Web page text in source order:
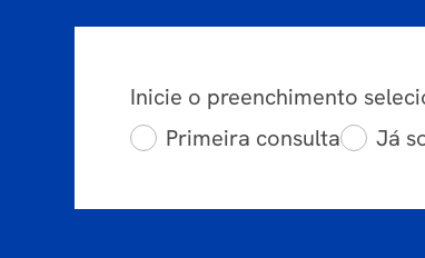
Inicie o preenchimento
Primeira consulta
Já